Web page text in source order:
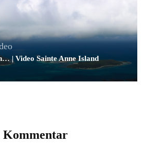
| Video Sainte Anne Island
Kommentar